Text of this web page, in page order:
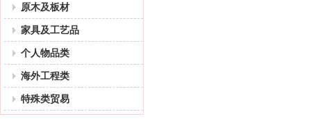
原木及板材
家具及工艺品
个人物品类
海外工程类
特殊类贸易